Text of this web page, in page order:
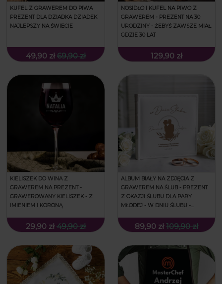
KUFEL Z GRAWEREM DO PIWA
PREZENT DLA DZIADKA DZIADEK
NAJLEPSZY NA ŚWIECIE
49,90 zł 69,90 zł
NOSIDŁO I KUFEL NA PIWO Z
GRAWEREM - PREZENT NA 30
URODZINY - ŻEBYŚ ZAWSZE MIAŁ
GDZIE 30 LAT
129,90 zł
KIELISZEK DO WINA Z
GRAWEREM NA PREZENT -
GRAWEROWANY KIELISZEK - Z
IMIENIEM I KORONĄ
29,90 zł 49,90 zł
ALBUM BIAŁY NA ZDJĘCIA Z
GRAWEREM NA ŚLUB - PREZENT
Z OKAZJI ŚLUBU DLA PARY
MŁODEJ - W DNIU ŚLUBU -
89,90 zł 109,90 zł